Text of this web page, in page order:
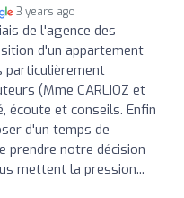
3 years ago
de l'agence des
d'un appartement
particulièrement
(Mme CARLIOZ et
écoute et conseils. Enfin
d'un temps de
prendre notre décision
mettent la pression...